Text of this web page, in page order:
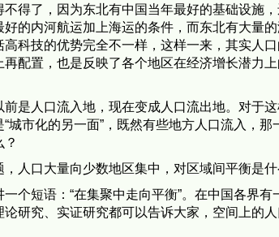
得了，因为东北有中国当年最好的基础设施
的内河航运加上海运的条件，而东北有大量
科技的优势完全不一样，这样一来，其实人
再配置，也是反映了各个地区在经济增长潜力
是人口流入地，现在变成人口流出地。对于
城市化的另一面”，既然有些地方人口流入，
人口大量向少数地区集中，对区域间平衡是什
个短语：“在集聚中走向平衡”。在中国各界
研究、实证研究都可以告诉大家，空间上的